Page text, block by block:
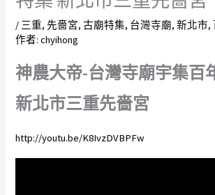
/ 三重,先嗇宮,古廟特集, 台灣寺廟,新北市,
作者:chyihong
神農大帝-台灣寺廟宇集百
新北市三重先嗇宮
http://youtu.be/K8IvzDVBPFw